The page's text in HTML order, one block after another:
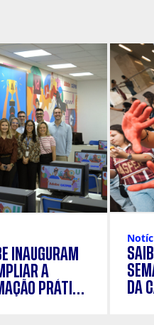
INAUGURAM
A
PRÁTICA
DA